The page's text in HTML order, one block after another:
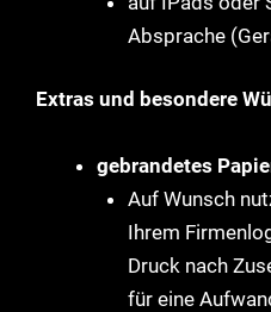
Absprache
Extras und besondere
gebrandetes
Auf Wunsch
Ihrem
Druck nach
für eine